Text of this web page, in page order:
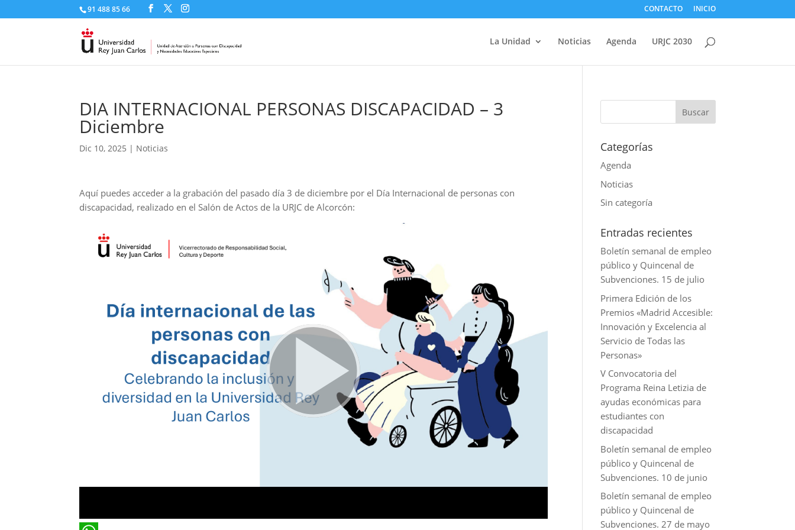
91 488 85 66 CONTACTO INICIO
La Unidad Noticias Agenda URJC 2030
DIA INTERNACIONAL PERSONAS DISCAPACIDAD – 3
Diciembre
Dic 10, 2025 | Noticias
Aquí puedes acceder a la grabación del pasado día 3 de diciembre por el Día Internacional de personas con
discapacidad, realizado en el Salón de Actos de la URJC de Alcorcón:
Categorías
Agenda
Noticias
Sin categoría
Entradas recientes
Boletín semanal de empleo
público y Quincenal de
Subvenciones. 15 de julio
Primera Edición de los
Premios «Madrid Accesible:
Innovación y Excelencia al
Servicio de Todas las
Personas»
V Convocatoria del
Programa Reina Letizia de
ayudas económicas para
estudiantes con
discapacidad
Boletín semanal de empleo
público y Quincenal de
Subvenciones. 10 de junio
Boletín semanal de empleo
público y Quincenal de
Subvenciones. 27 de mayo